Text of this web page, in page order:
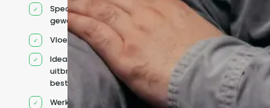
Specifiek voor jou
geworven profiel
Vloeiend Engels
Ideaal voor het
uitbreiden van
bestaande capaciteit
Werkt onder jouw